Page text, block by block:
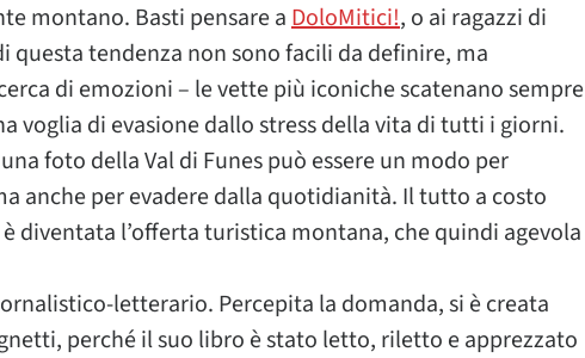
montano. Basti pensare aDoloMitici!, o ai ragazzi di
questa tendenza non sono facili da definire, ma
di emozioni – le vette più iconiche scatenano sempre
voglia di evasione dallo stress della vita di tutti i giorni.
foto della Val di Funes può essere un modo per
anche per evadere dalla quotidianità. Il tutto a costo
diventata l’offerta turistica montana, che quindi agevola
letterario. Percepita la domanda, si è creata
perché il suo libro è stato letto, riletto e apprezzato